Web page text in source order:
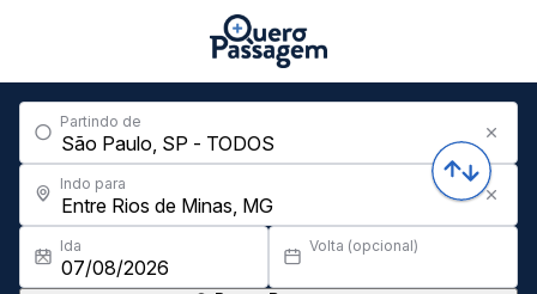
Partindo de
Indo para
Ida Volta (opcional)